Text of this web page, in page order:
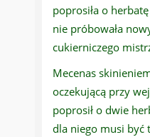
poprosiła o
nie próbowała
cukierniczego
Mecenas
oczekującą przy
poprosił o dwie
dla niego musi być